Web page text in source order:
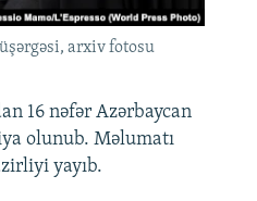
arxiv fotosu
16 nəfər Azərbaycan
olunub. Məlumatı
yayıb.